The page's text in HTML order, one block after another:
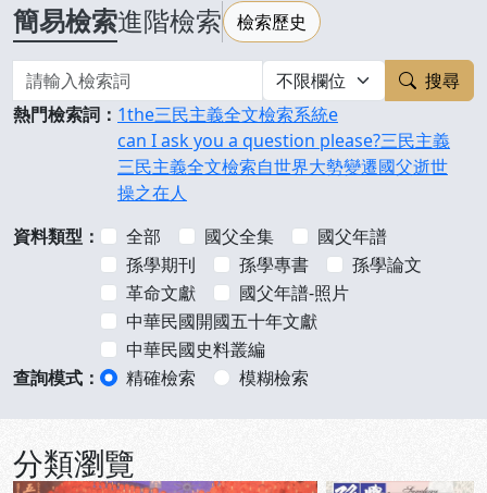
簡易檢索進階檢索 檢索歷史
搜尋
熱門檢索詞： 1the三民主義全文檢索系統e
can I ask you a question please?三民主義
三民主義全文檢索自世界大勢變遷國父逝世
操之在人
資料類型：
全部 國父全集
國父年譜
孫學期刊
孫學專書
孫學論文
革命文獻
國父年譜-照片
中華民國開國五十年文獻
中華民國史料叢編
查詢模式：
精確檢索 模糊檢索
分類瀏覽